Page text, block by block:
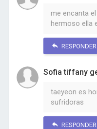
me encanta
hermoso ella
RESPONDER
Sofia tiffany
taeyeon es
sufridoras
RESPONDER